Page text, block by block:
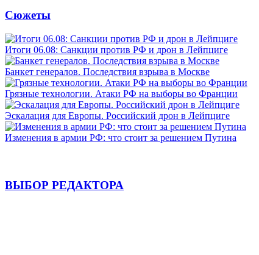
Сюжеты
Итоги 06.08: Санкции против РФ и дрон в Лейпциге
Банкет генералов. Последствия взрыва в Москве
Грязные технологии. Атаки РФ на выборы во Франции
Эскалация для Европы. Российский дрон в Лейпциге
Изменения в армии РФ: что стоит за решением Путина
ВЫБОР РЕДАКТОРА